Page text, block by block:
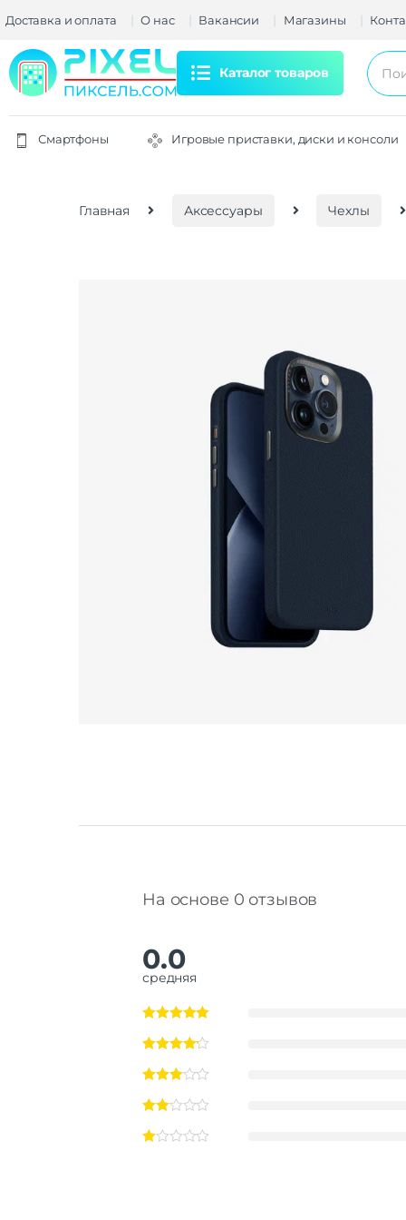
Доставка и оплата О нас Вакансии Магазины
Каталог товаров
Смартфоны Игровые приставки, диски и консоли
Главная Аксессуары Чехлы
На основе 0 отзывов
0.0
средняя